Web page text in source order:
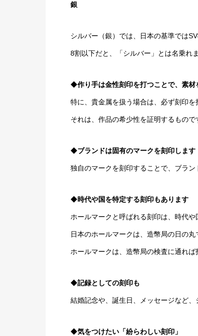
銀
シルバー（銀）では、日本の基準では
8割以下だと、「シルバー」とは名乗れま
◆作り手は金性刻印を打つことで、素材
特に、貴金属を扱う場合は、必ず刻印を
それは、作品の希少性を証明するもので
◆ブランドは固有のマークを刻印します
独自のマークを刻印することで、ブラ
◆時代や国を特定する刻印もあります
ホールマークと呼ばれる刻印は、時代
日本のホールマークは、造幣局の日の
ホールマークは、造幣局の検査に通れ
◆記録としての刻印も
結婚記念や、誕生日、メッセージなど
◆気をつけたい「紛らわしい刻印」